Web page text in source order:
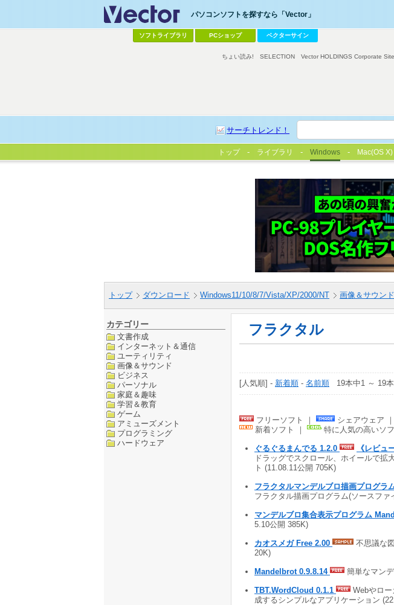
パソコンソフトを探すなら「Vector」
ソフトライブラリ PCショップ ベクターサイン
サーチトレンド！
ちょい読み! SELECTION Vector HOLDINGS Corporate Site
トップ ライブラリ Windows Mac(OS X)
トップ ダウンロード Windows11/10/8/7/Vista/XP/2000/NT 画像＆サウンド
カテゴリー
文書作成
インターネット＆通信
ユーティリティ
画像＆サウンド
ビジネス
パーソナル
家庭＆趣味
学習＆教育
ゲーム
アミューズメント
プログラミング
ハードウェア
フラクタル
[人気順] - 新着順 - 名前順 19本中1 ～ 19
フリーソフト ｜ シェアウェア ｜
新着ソフト ｜
特に人気の高いソ
ぐるぐるまんでる 1.2.0
《レビュ
ドラッグでスクロール、ホイールで拡
ト (11.08.11公開 705K)
フラクタルマンデルブロ描画プログラ
フラクタル描画プログラム(ソースファ
マンデルブロ集合表示プログラム
5.10公開 385K)
カオスメガ Free 2.00
不思議な
20K)
Mandelbrot 0.9.8.14 簡単なマン
TBT.WordCloud 0.1.1
Webやロ
成するシンプルなアプリケーション